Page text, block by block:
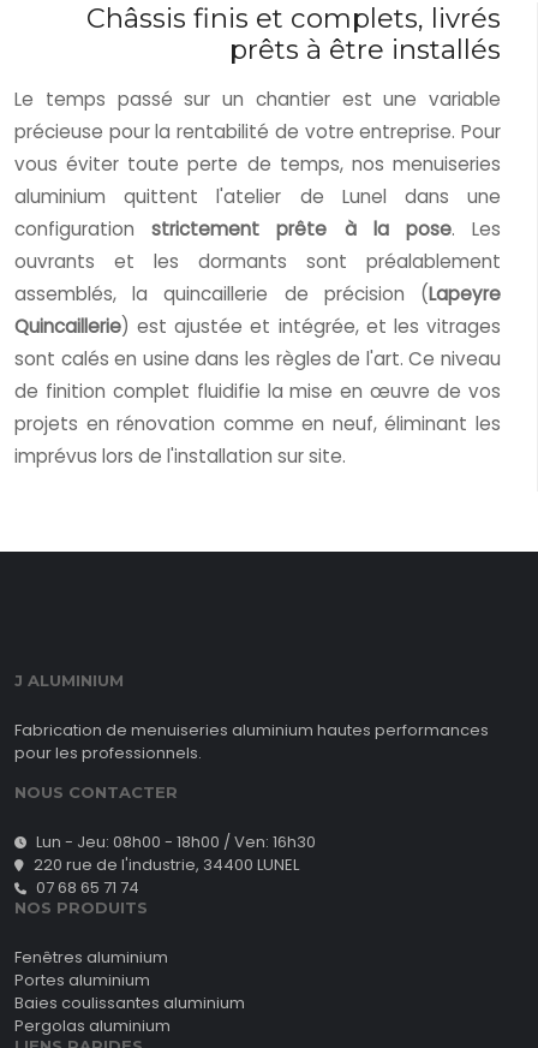
Châssis finis et complets, livrés
prêts à être installés
Le temps passé sur un chantier est une variable
précieuse pour la rentabilité de votre entreprise. Pour
vous éviter toute perte de temps, nos menuiseries
aluminium quittent l'atelier de Lunel dans une
configurationstrictement prête à la pose. Les
ouvrants et les dormants sont préalablement
assemblés, la quincaillerie de précision (Lapeyre
Quincaillerie) est ajustée et intégrée, et les vitrages
sont calés en usine dans les règles de l'art. Ce niveau
de finition complet fluidifie la mise en œuvre de vos
projets en rénovation comme en neuf, éliminant les
imprévus lors de l'installation sur site.
J ALUMINIUM
Fabrication de menuiseries aluminium hautes performances
pour les professionnels.
NOUS CONTACTER
Lun - Jeu: 08h00 - 18h00 / Ven: 16h30
220 rue de l'industrie, 34400 LUNEL
07 68 65 71 74
NOS PRODUITS
Fenêtres aluminium
Portes aluminium
Baies coulissantes aluminium
Pergolas aluminium